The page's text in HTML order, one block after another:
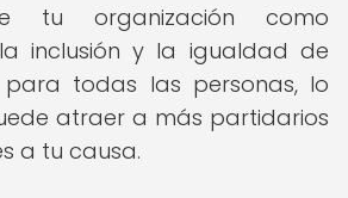
tu organización como
inclusión y la igualdad de
todas las personas, lo
atraer a más partidarios
a tu causa.